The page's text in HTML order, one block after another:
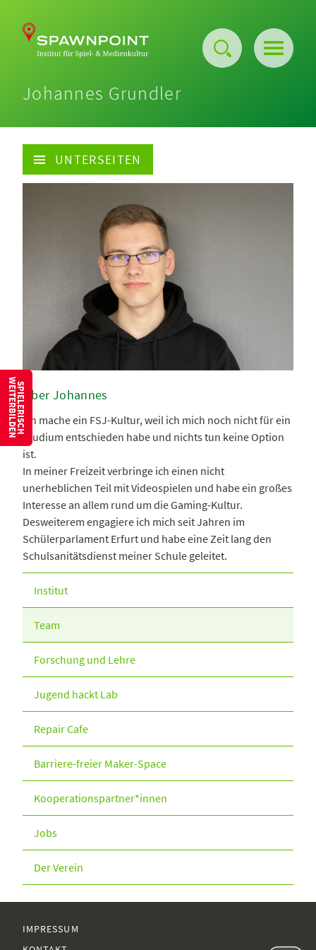
Über uns
Events
Projekte
Publikationen
Barriere-freier Maker-Space
Johannes Grundler
UNTERSEITEN
Über Johannes
Ich mache ein FSJ-Kultur, weil ich mich noch nicht für ein
Studium entschieden habe und nichts tun keine Option
ist.
In meiner Freizeit verbringe ich einen nicht
unerheblichen Teil mit Videospielen und habe ein großes
Interesse an allem rund um die Gaming-Kultur.
Desweiterem engagiere ich mich seit Jahren im
Schülerparlament Erfurt und habe eine Zeit lang den
Schulsanitätsdienst meiner Schule geleitet.
Institut
Team
Forschung und Lehre
Jugend hackt Lab
Repair Cafe
Barriere-freier Maker-Space
Kooperationspartner*innen
Jobs
Der Verein
IMPRESSUM
S
P
I
E
L
E
R
I
S
C
H
WE
I
T
E
R
B
I
L
D
E
N